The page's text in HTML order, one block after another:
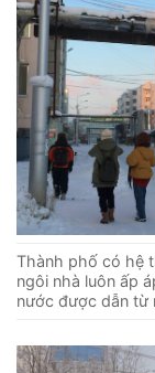
Thành phố có hệ
ngôi nhà luôn ấp
nước được dẫn từ